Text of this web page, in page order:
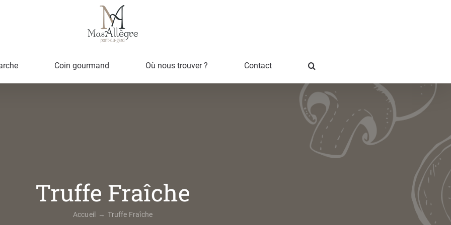
Coin gourmand Où nous trouver ? Contact
Truffe Fraîche
Accueil Truffe Fraîche